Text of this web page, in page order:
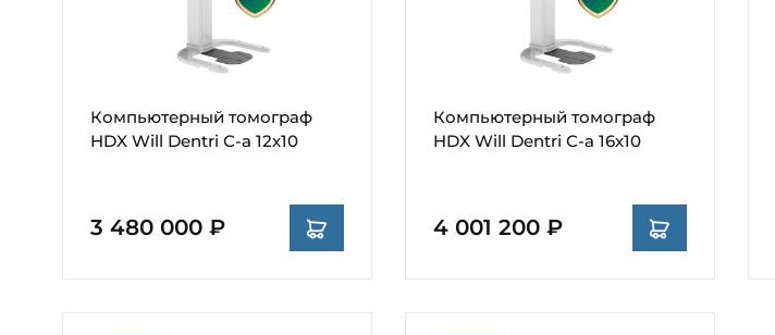
Компьютерный томограф
HDX Will Dentri С-а 12х10
3 480 000 ₽
Компьютерный томограф
HDX Will Dentri С-а 16х10
4 001 200 ₽